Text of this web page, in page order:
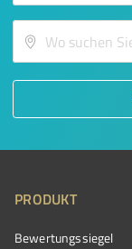
PRODUKT
Bewertungssiegel